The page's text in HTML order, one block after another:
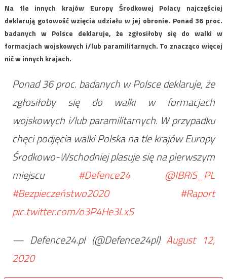
Na tle innych krajów Europy Środkowej Polacy najczęściej
deklarują gotowość wzięcia udziału w jej obronie. Ponad 36 proc.
badanych w Polsce deklaruje, że zgłosiłoby się do walki w
formacjach wojskowych i/lub paramilitarnych. To znacząco więcej
nić w innych krajach.
Ponad 36 proc. badanych w Polsce deklaruje, że
zgłosiłoby się do walki w formacjach
wojskowych i/lub paramilitarnych. W przypadku
chęci podjęcia walki Polska na tle krajów Europy
Środkowo-Wschodniej plasuje się na pierwszym
miejscu #Defence24
@IBRiS_PL
#Bezpieczeństwo2020
#Raport
pic.twitter.com/o3P4He3LxS
— Defence24.pl (@Defence24pl) August 12,
2020